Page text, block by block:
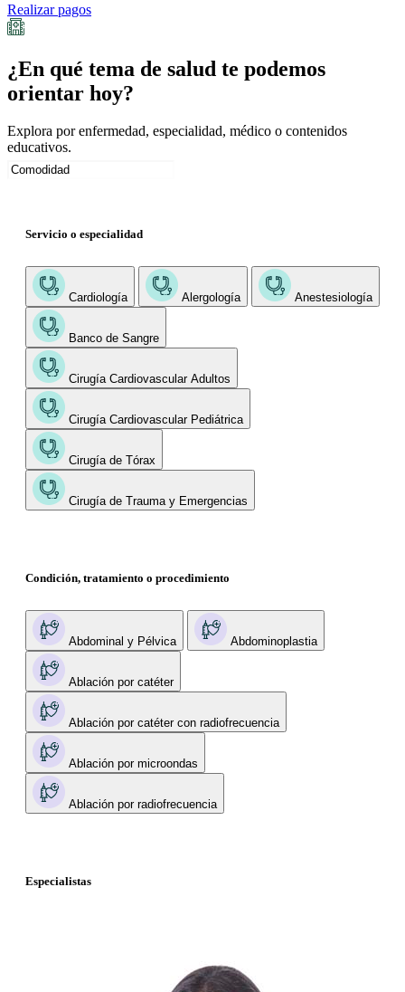
Realizar pagos
¿En qué tema de salud te podemos
orientar hoy?
Explora por enfermedad, especialidad, médico o contenidos
educativos.
Servicio o especialidad
Cardiología Alergología Anestesiología
Banco de Sangre
Cirugía Cardiovascular Adultos
Cirugía Cardiovascular Pediátrica
Cirugía de Tórax
Cirugía de Trauma y Emergencias
Condición, tratamiento o procedimiento
Abdominal y Pélvica Abdominoplastia
Ablación por catéter
Ablación por catéter con radiofrecuencia
Ablación por microondas
Ablación por radiofrecuencia
Especialistas